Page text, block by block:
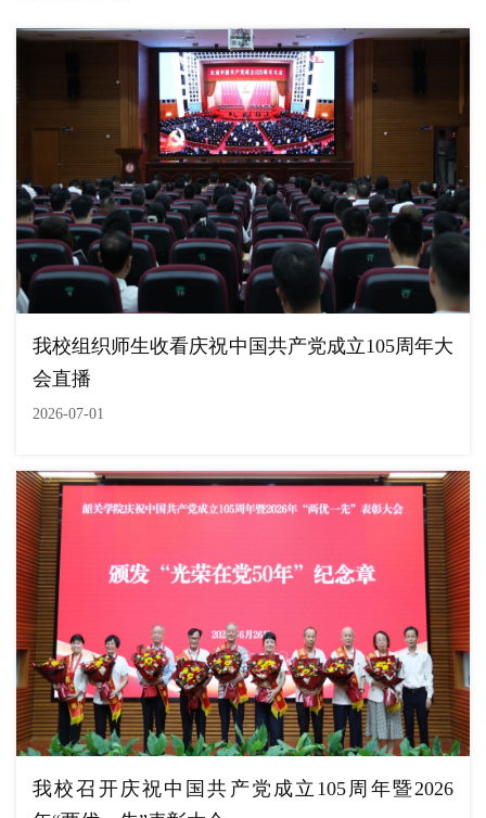
我校组织师生收看庆祝中国共产党成立105周年大
会直播
2026-07-01
我校召开庆祝中国共产党成立105周年暨2026